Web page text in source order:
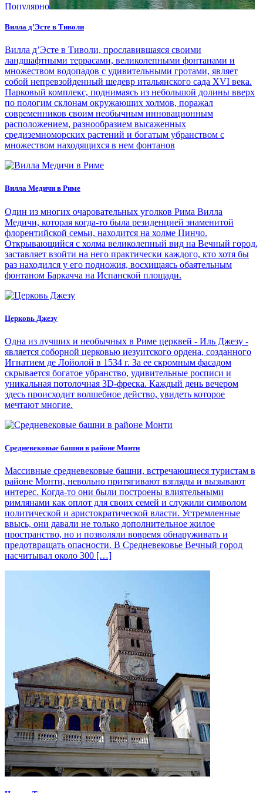
Популярно
Вилла д’Эсте в Тиволи
Вилла д’Эсте в Тиволи, прославившаяся своими
ландшафтными террасами, великолепными фонтанами и
множеством водопадов с удивительными гротами, являет
собой непревзойденный шедевр итальянского сада XVI века.
Парковый комплекс, поднимаясь из небольшой долины вверх
по пологим склонам окружающих холмов, поражал
современников своим необычным инновационным
расположением, разнообразием высаженных
средиземноморских растений и богатым убранством с
множеством находящихся в нем фонтанов
Вилла Медичи в Риме
Один из многих очаровательных уголков Рима Вилла
Медичи, которая когда-то была резиденцией знаменитой
флорентийской семьи, находится на холме Пинчо.
Открывающийся с холма великолепный вид на Вечный город,
заставляет взойти на него практически каждого, кто хотя бы
раз находился у его подножия, восхищаясь обаятельным
фонтаном Баркачча на Испанской площади.
Церковь Джезу
Одна из лучших и необычных в Риме церквей - Иль Джезу -
является соборной церковью иезуитского ордена, созданного
Игнатием де Лойолой в 1534 г. За ее скромным фасадом
скрывается богатое убранство, удивительные росписи и
уникальная потолочная 3D-фреска. Каждый день вечером
здесь происходит волшебное действо, увидеть которое
мечтают многие.
Средневековые башни в районе Монти
Массивные средневековые башни, встречающиеся туристам в
районе Монти, невольно притягивают взгляды и вызывают
интерес. Когда-то они были построены влиятельными
римлянами как оплот для своих семей и служили символом
политической и аристократической власти. Устремленные
ввысь, они давали не только дополнительное жилое
пространство, но и позволяли вовремя обнаруживать и
предотвращать опасности. В Средневековье Вечный город
насчитывал около 300 […]